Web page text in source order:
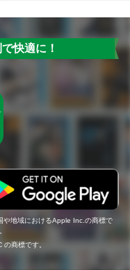
快適に！
地域におけるApple Inc.の商標で
商標です。